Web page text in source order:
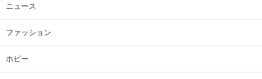
ニュース
ファッション
ホビー